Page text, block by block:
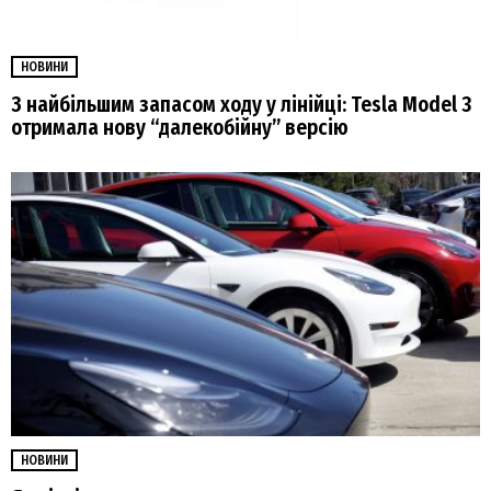
НОВИНИ
З найбільшим запасом ходу у лінійці: Tesla Model 3
отримала нову “далекобійну” версію
НОВИНИ